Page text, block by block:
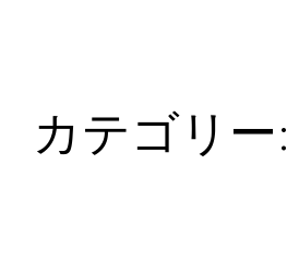
カテゴリー: